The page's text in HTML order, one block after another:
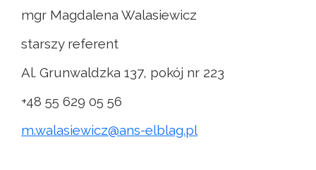
mgr Magdalena Walasiewicz
starszy referent
Al. Grunwaldzka 137, pokój nr 223
+48 55 629 05 56
m.walasiewicz@ans-elblag.pl